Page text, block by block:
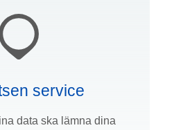
service
data ska lämna dina